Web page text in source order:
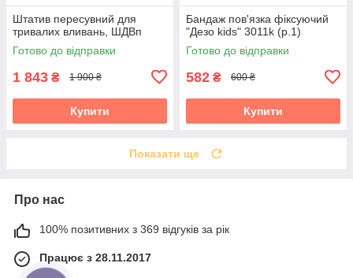
Штатив пересувний для
тривалих вливань, ШДВп
Готово до відправки
1 843 ₴ 1 900 ₴
Купити
Бандаж пов'язка фіксуючий
"Дезо kids" 3011k (р.1)
Готово до відправки
582 ₴ 600 ₴
Купити
Показати ще
Про нас
100% позитивних з 369 відгуків за рік
Працює з 28.11.2017